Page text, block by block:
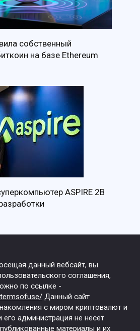
собственный
на базе Ethereum
ASPIRE 2B
данный вебсайт, вы
соглашения,
по ссылке -
Данный сайт
с миром криптовалют и
администрация не несет
материалы и их